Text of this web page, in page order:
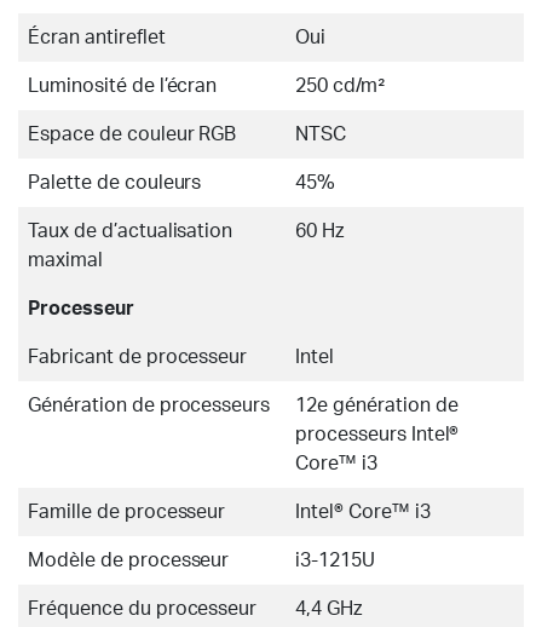
Écran antireflet Oui
Luminosité de l’écran 250 cd/m²
Espace de couleur RGB NTSC
Palette de couleurs 45%
Taux de d’actualisation
maximal
60 Hz
Processeur
Fabricant de processeur Intel
Génération de processeurs
12e génération de
processeurs Intel®
Core™ i3
Famille de processeur Intel® Core™ i3
Modèle de processeur i3-1215U
Fréquence du processeur
4,4 GHz